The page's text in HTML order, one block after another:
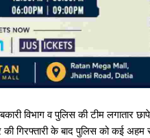
विभाग व पुलिस की टीम लगातार
गिरफ्तारी के बाद पुलिस को कई